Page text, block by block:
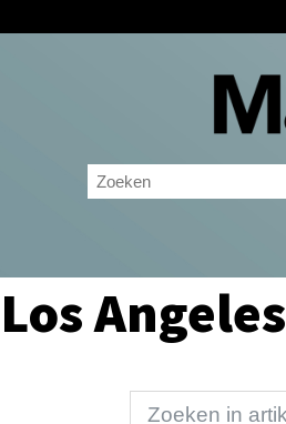
Los Angeles